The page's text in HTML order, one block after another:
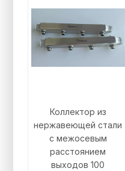
Коллектор из
нержавеющей стали
с межосевым
расстоянием
выходов 100